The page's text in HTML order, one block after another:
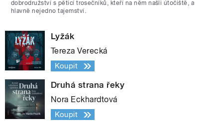
dobrodružství s pěticí trosečníků, kteří na něm našli útočiště, a
hlavně nejedno tajemství.
Lyžák
Tereza Verecká
Koupit
Druhá strana řeky
Nora Eckhardtová
Koupit